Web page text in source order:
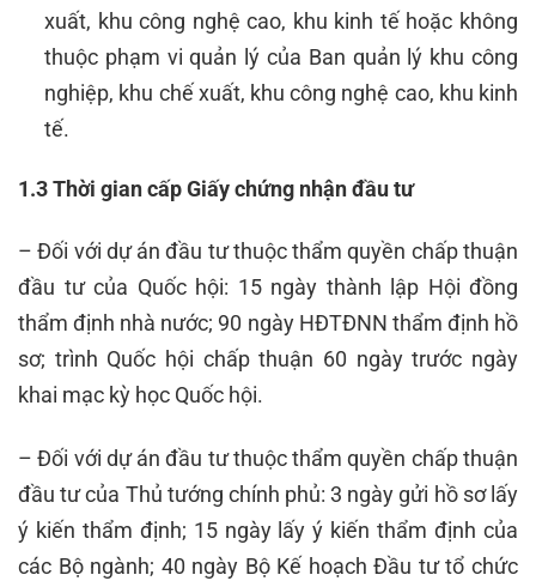
xuất, khu công nghệ cao, khu kinh tế hoặc không
thuộc phạm vi quản lý của Ban quản lý khu công
nghiệp, khu chế xuất, khu công nghệ cao, khu kinh
tế.
1.3 Thời gian cấp Giấy chứng nhận đầu tư
– Đối với dự án đầu tư thuộc thẩm quyền chấp thuận
đầu tư của Quốc hội: 15 ngày thành lập Hội đồng
thẩm định nhà nước; 90 ngày HĐTĐNN thẩm định hồ
sơ; trình Quốc hội chấp thuận 60 ngày trước ngày
khai mạc kỳ học Quốc hội.
– Đối với dự án đầu tư thuộc thẩm quyền chấp thuận
đầu tư của Thủ tướng chính phủ: 3 ngày gửi hồ sơ lấy
ý kiến thẩm định; 15 ngày lấy ý kiến thẩm định của
các Bộ ngành; 40 ngày Bộ Kế hoạch Đầu tư tổ chức